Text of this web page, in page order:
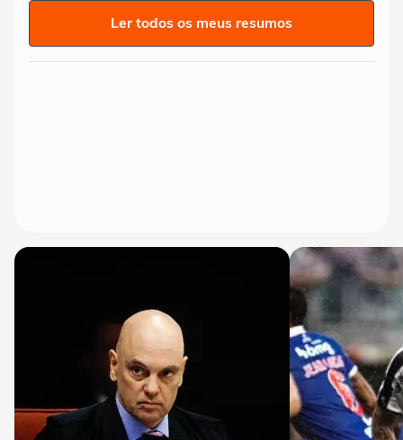
Ler todos os meus resumos